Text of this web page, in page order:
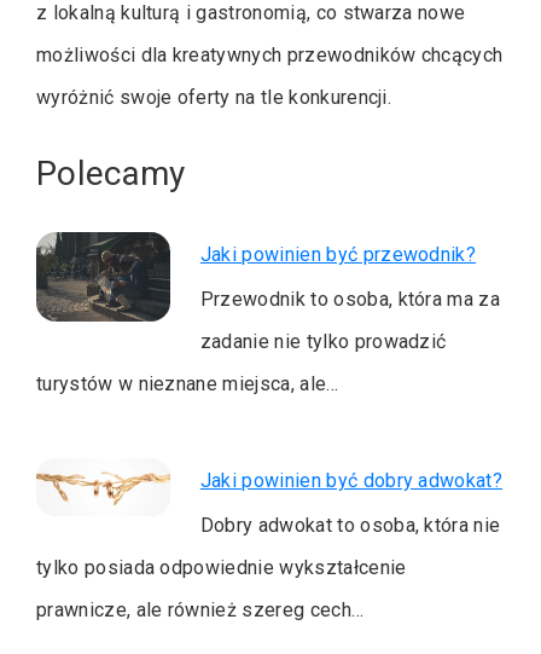
z lokalną kulturą i gastronomią, co stwarza nowe
możliwości dla kreatywnych przewodników chcących
wyróżnić swoje oferty na tle konkurencji.
Polecamy
Jaki powinien być przewodnik?
Przewodnik to osoba, która ma za
zadanie nie tylko prowadzić
turystów w nieznane miejsca, ale…
Jaki powinien być dobry adwokat?
Dobry adwokat to osoba, która nie
tylko posiada odpowiednie wykształcenie
prawnicze, ale również szereg cech…